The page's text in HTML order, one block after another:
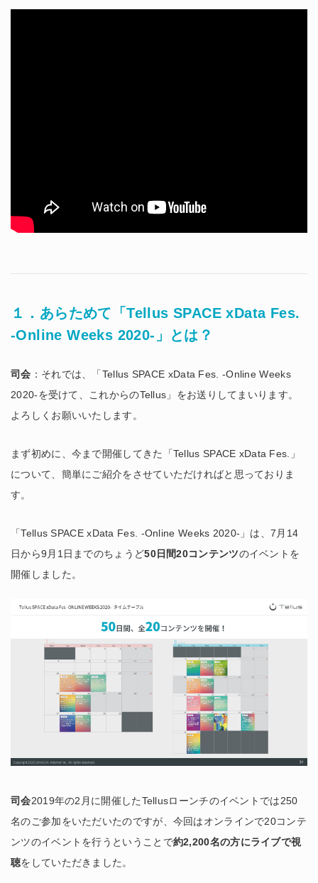
１．あらためて「Tellus SPACE xData Fes.
-Online Weeks 2020-」とは？
司会 ：それでは、「Tellus SPACE xData Fes. -Online Weeks
2020-を受けて、これからのTellus」をお送りしてまいります。
よろしくお願いいたします。
まず初めに、今まで開催してきた「Tellus SPACE xData Fes.」
について、簡単にご紹介をさせていただければと思っておりま
す。
「Tellus SPACE xData Fes. -Online Weeks 2020-」は、7月14
日から9月1日までのちょうど50日間20コンテンツのイベントを
開催しました。
司会2019年の2月に開催したTellusローンチのイベントでは250
名のご参加をいただいたのですが、今回はオンラインで20コンテ
ンツのイベントを行うということで約2,200名の方にライブで視
聴をしていただきました。